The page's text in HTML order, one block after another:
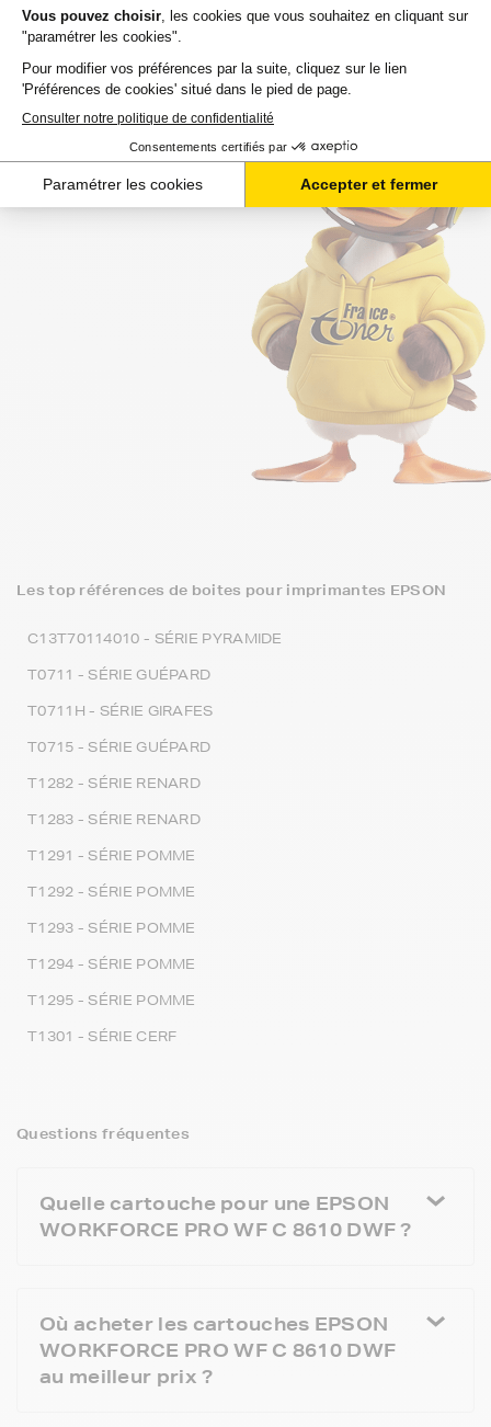
commande est souvent attendue avec impatience.
Les top références de boites pour imprimantes EPSON
C13T70114010 - SÉRIE PYRAMIDE
T0711 - SÉRIE GUÉPARD
T0711H - SÉRIE GIRAFES
T0715 - SÉRIE GUÉPARD
T1282 - SÉRIE RENARD
T1283 - SÉRIE RENARD
T1291 - SÉRIE POMME
T1292 - SÉRIE POMME
T1293 - SÉRIE POMME
T1294 - SÉRIE POMME
T1295 - SÉRIE POMME
T1301 - SÉRIE CERF
Questions fréquentes
Quelle cartouche pour une EPSON
WORKFORCE PRO WF C 8610 DWF ?
Où acheter les cartouches EPSON
WORKFORCE PRO WF C 8610 DWF
au meilleur prix ?